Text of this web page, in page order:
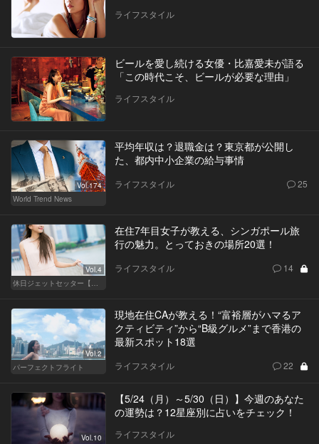
ライフスタイル
ビールを愛し続ける女優・比嘉愛未が語る
「この時代こそ、ビールが必要な理由」
ライフスタイル
Vol.174
World Trend News
平均年収は？退職金は？東京都が公開し
た、都内中小企業の給与事情
ライフスタイル 25
Vol.4
休日ジェットセッター【厳選スポット編】
在住7年目女子が教える、シンガポール旅
行の魅力。とっておきの場所20選！
ライフスタイル 14
Vol.2
パーフェクトフライト
現地在住CAが教える！“富裕層がハマるア
クティビティ”から“B級グルメ”まで香港の
最新スポット18選
ライフスタイル 22
Vol.10
【5/24（月）～5/30（日）】今週のあなた
の運勢は？12星座別に占いをチェック！
ライフスタイル